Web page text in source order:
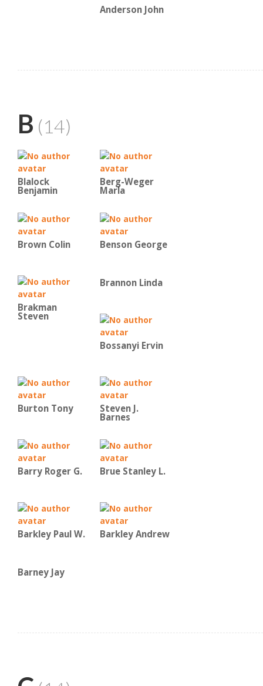
Anderson John
B (14)
Blalock
Benjamin
Berg-Weger
Marla
Brown Colin Benson George
Brakman
Steven
Brannon Linda
Bossanyi Ervin
Burton Tony Steven J.
Barnes
Barry Roger G. Brue Stanley L.
Barkley Paul W. Barkley Andrew
Barney Jay